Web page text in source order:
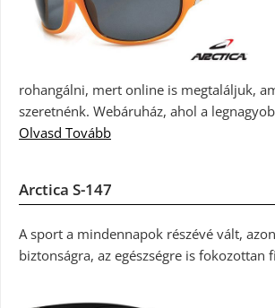
rohangálni, mert online is megtaláljuk,
szeretnénk. Webáruház, ahol a
Olvasd Tovább
Arctica S-147
A sport a mindennapok részévé vált,
biztonságra, az egészségre is fokozottan